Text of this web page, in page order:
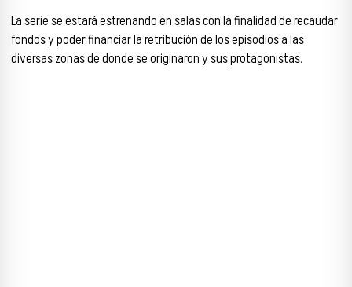
La serie se estará estrenando en salas con la finalidad de recaudar
fondos y poder financiar la retribución de los episodios a las
diversas zonas de donde se originaron y sus protagonistas.